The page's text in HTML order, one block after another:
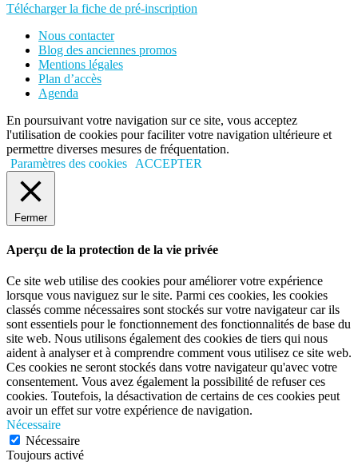
Télécharger la fiche de pré-inscription
Nous contacter
Blog des anciennes promos
Mentions légales
Plan d’accès
Agenda
En poursuivant votre navigation sur ce site, vous acceptez
l'utilisation de cookies pour faciliter votre navigation ultérieure et
permettre diverses mesures de fréquentation.
Paramètres des cookies
ACCEPTER
Fermer
Aperçu de la protection de la vie privée
Ce site web utilise des cookies pour améliorer votre expérience
lorsque vous naviguez sur le site. Parmi ces cookies, les cookies
classés comme nécessaires sont stockés sur votre navigateur car ils
sont essentiels pour le fonctionnement des fonctionnalités de base du
site web. Nous utilisons également des cookies de tiers qui nous
aident à analyser et à comprendre comment vous utilisez ce site web.
Ces cookies ne seront stockés dans votre navigateur qu'avec votre
consentement. Vous avez également la possibilité de refuser ces
cookies. Toutefois, la désactivation de certains de ces cookies peut
avoir un effet sur votre expérience de navigation.
Nécessaire
Nécessaire
Toujours activé